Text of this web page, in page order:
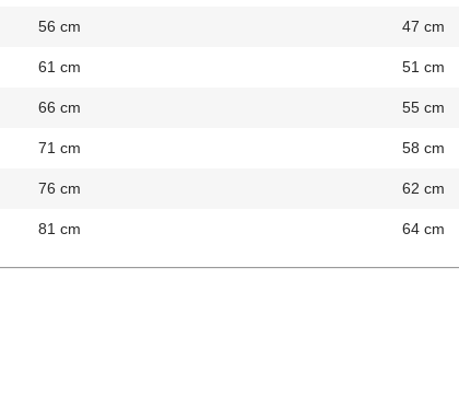
56 cm 47 cm
61 cm 51 cm
66 cm 55 cm
71 cm 58 cm
76 cm 62 cm
81 cm 64 cm